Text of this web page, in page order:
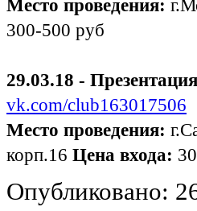
Место проведения:
300-500 руб
29.03.18 -
vk.com/club163017506
Место проведения:
корп.16 Цена входа:
Опубликовано: